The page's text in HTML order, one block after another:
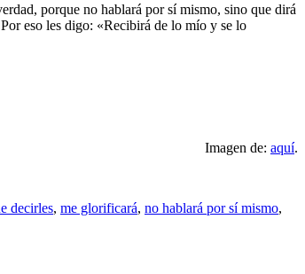
porque no hablará por sí mismo, sino que dirá
eso les digo: «Recibirá de lo mío y se lo
Imagen de: aquí.
decirles, me glorificará, no hablará por sí mismo,